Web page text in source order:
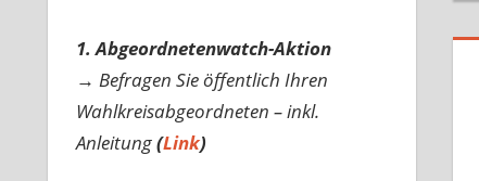
1. Abgeordnetenwatch-Aktion
→ Befragen Sie öffentlich Ihren
Wahlkreisabgeordneten – inkl.
Anleitung(Link)